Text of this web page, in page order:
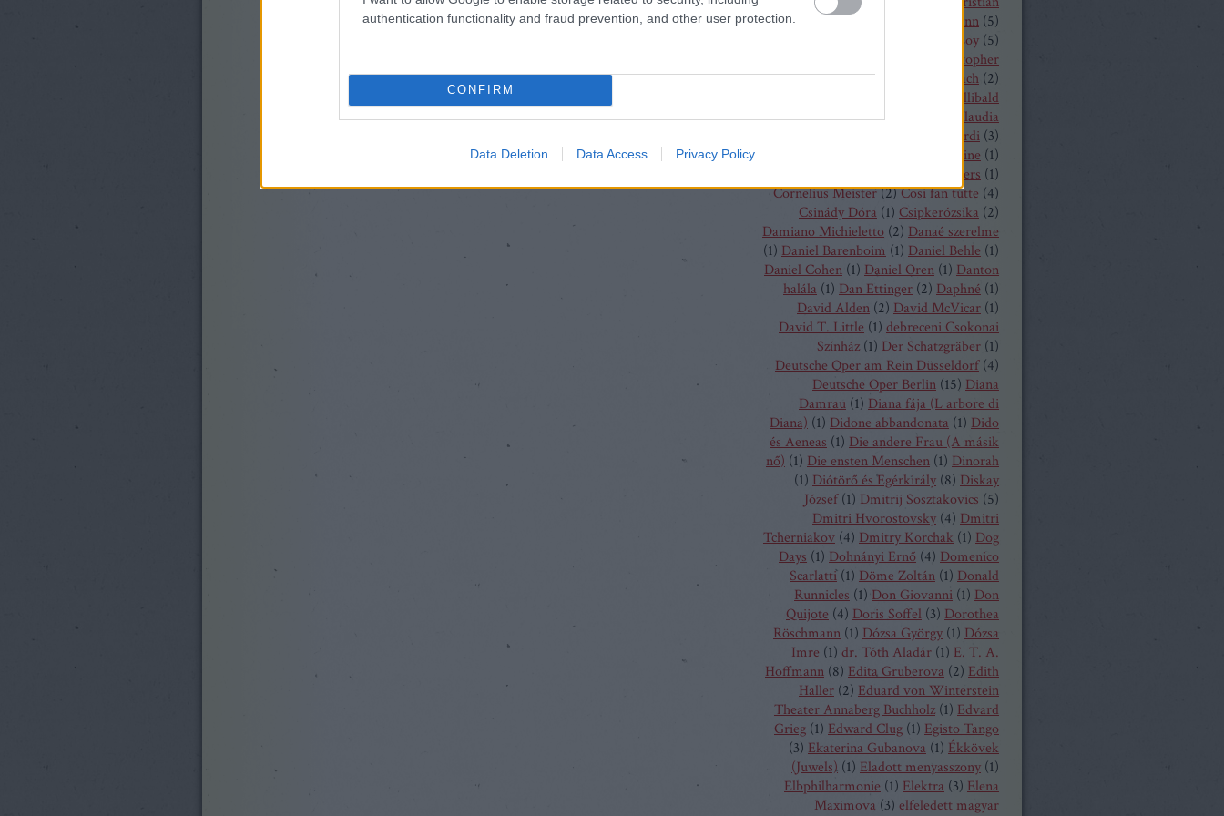
authentication functionality and fraud prevention, and other user protection.
CONFIRM
Data Deletion Data Access Privacy Policy
Christian Thielemann (5)
Christof Loy (5)
Christopher
Ventris(2)Christoph Eschenbach (2)
Christoph Willibald
Gluck(3)Claude Debussy
Claudia
Claudio Monteverdi (3)
Clémentine Margaine (1)
Corinne Winters (1)
Cornelius Meister(2)Cosi fan tutte (4)
Csinády Dóra (1) Csipkerózsika (2)
Damiano Michieletto (2) Danaé szerelme
(1) Daniel Barenboim (1) Daniel Behle (1)
Daniel Cohen (1) Daniel Oren (1) Danton
halála (1) Dan Ettinger (2) Daphné (1)
David Alden (2) David McVicar (1)
David T. Little (1) debreceni Csokonai
Színház (1) Der Schatzgräber (1)
Deutsche Oper am Rein Düsseldorf (4)
Deutsche Oper Berlin (15) Diana
Damrau (1) Diana fája (L arbore di
Diana) (1) Didone abbandonata (1) Dido
és Aeneas (1) Die andere Frau (A másik
nő) (1) Die ensten Menschen (1) Dinorah
(1) Diótörő és Egérkirály (8) Diskay
József (1) Dmitrij Sosztakovics (5)
Dmitri Hvorostovsky (4) Dmitri
Tcherniakov (4) Dmitry Korchak (1) Dog
Days (1) Dohnányi Ernő (4) Domenico
Scarlatti (1) Döme Zoltán (1) Donald
Runnicles (1) Don Giovanni (1) Don
Quijote (4) Doris Soffel (3) Dorothea
Röschmann (1) Dózsa György (1) Dózsa
Imre (1) dr. Tóth Aladár (1) E. T. A.
Hoffmann (8) Edita Gruberova (2) Edith
Haller (2) Eduard von Winterstein
Theater Annaberg Buchholz (1) Edvard
Grieg (1) Edward Clug (1) Egisto Tango
(3) Ekaterina Gubanova (1) Ékkövek
(Juwels) (1) Eladott menyasszony (1)
Elbphilharmonie (1) Elektra (3) Elena
Maximova (3) elfeledett magyar